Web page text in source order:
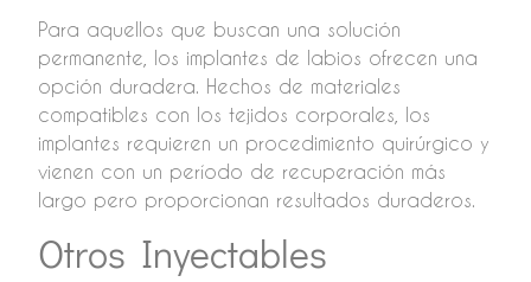
Para aquellos que buscan una solución
permanente, los implantes de labios ofrecen una
opción duradera. Hechos de materiales
compatibles con los tejidos corporales, los
implantes requieren un procedimiento quirúrgico y
vienen con un período de recuperación más
largo pero proporcionan resultados duraderos.
Otros Inyectables